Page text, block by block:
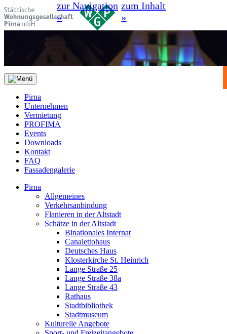
zur Navigation
»
zum Inhalt
»
Pirna
Unternehmen
Vermietung
PROFIMA
Events
Downloads
Kontakt
FAQ
Fassadengalerie
Pirna
Allgemeines
Verkehrsanbindung
Flanieren in der Altstadt
Schätze in der Altstadt
Binationales Internat
Canalettohaus
Deutsches Haus
Klosterkirche St. Heinrich
Lange Straße 25
Lange Straße 38a
Lange Straße 43
Rathaus
Stadtbibliothek
Stadtmuseum
Kulturelle Angebote